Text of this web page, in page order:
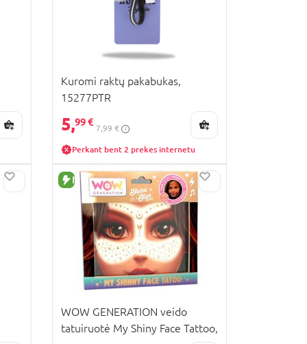
Kuromi raktų pakabukas,
15277PTR
5,99 €
7,99 €
Perkant bent 2 prekes internetu
NAUJA PREKĖ
WOW GENERATION veido
tatuiruotė My Shiny Face Tattoo,